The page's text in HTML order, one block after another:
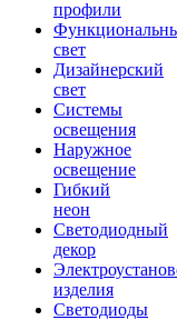
профили
свет
Дизайнерский
свет
Системы
освещения
Наружное
освещение
Гибкий
неон
Светодиодный
декор
изделия
Светодиоды